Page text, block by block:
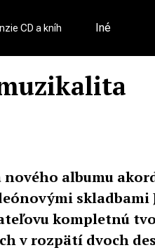
CD a kníh Iné
albumu
skladbami
kompletnú
v rozpätí dvoch